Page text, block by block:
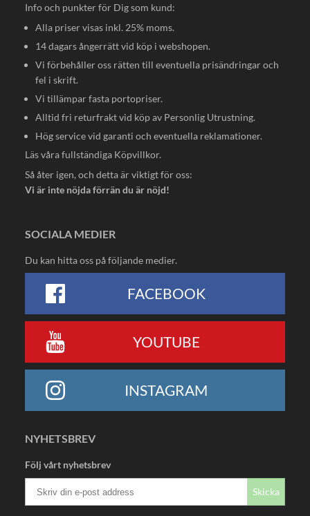
Info och punkter för Dig som kund:
Alla priser visas inkl. 25% moms.
14 dagars ångerrätt vid köp i webshopen.
Vi förbehåller oss rätten till eventuella prisändringar och
fel i skrift.
Vi tillämpar fasta portopriser.
Alltid fri returfrakt vid köp av Personlig Utrustning.
Hög service vid garanti och eventuella reklamationer.
Läs våra fullständiga Köpvillkor.
Så åter igen, och detta är viktigt för oss:
Vi är inte nöjda förrän du är nöjd!
SOCIALA MEDIER
Du kan hitta oss på följande medier.
FACEBOOK
YOUTUBE
INSTAGRAM
NYHETSBREV
Följ vårt nyhetsbrev
Skicka